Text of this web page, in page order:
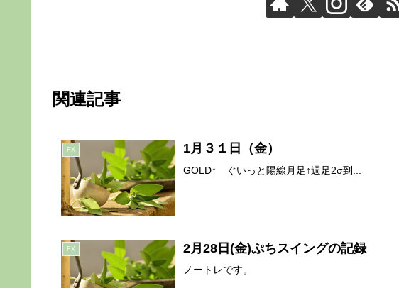
関連記事
FX 1月３１日（金）
GOLD↑ ぐいっと陽線月足↑週足2σ到...
FX 2月28日(金)ぷちスイングの記録
ノートレです。